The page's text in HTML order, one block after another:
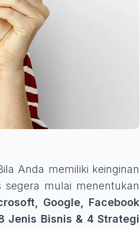
Anda memiliki keinginan
mulai menentukan
Google, Facebook
Jenis Bisnis & 4 Strategi